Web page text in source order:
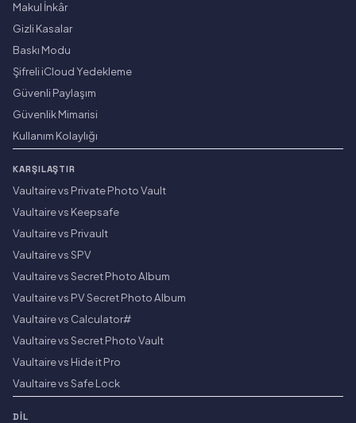
Makul İnkâr
Gizli Kasalar
Baskı Modu
Şifreli iCloud Yedekleme
Güvenli Paylaşım
Güvenlik Mimarisi
Kullanım Kolaylığı
KARŞILAŞTIR
Vaultaire vs Private Photo Vault
Vaultaire vs Keepsafe
Vaultaire vs Privault
Vaultaire vs SPV
Vaultaire vs Secret Photo Album
Vaultaire vs PV Secret Photo Album
Vaultaire vs Calculator#
Vaultaire vs Secret Photo Vault
Vaultaire vs Hide it Pro
Vaultaire vs Safe Lock
DIL